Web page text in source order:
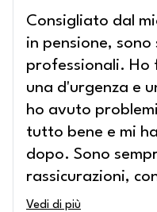
Consigliato dal
in pensione,
professionali. Ho
una d'urgenza e
ho avuto
tutto bene e mi
dopo. Sono
rassicurazioni,
Vedi di più